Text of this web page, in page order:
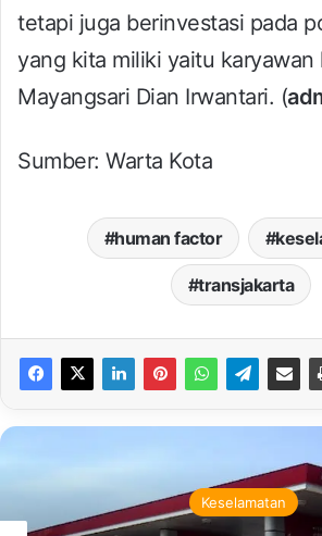
tetapi juga berinvestasi pada
yang kita miliki yaitu karyawan
Mayangsari Dian Irwantari. (
Sumber: Warta Kota
human factor
transjakarta
Keselamatan